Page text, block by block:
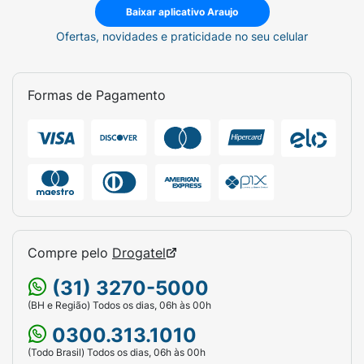
taquicardia (aumento na frequência dos
batimentos cardíacos), tosse, disfonia
Reações raras (0,01% a 0,1%)
brônquico), hipertensão (pressão alta)
arritmia cardíaca), insônia, constipação,
estomatite (inflamação da mucosa da boca),
vermelhidão na pele (rash), inchaço das
articulações, visão turva, taquicardia
supraventricular (subtipo de arritmia cardíaca),
epistaxe (sangramento nasal), faringite
(inflamação da garganta), laringite (inflamação
da laringe ou das cordas vocais), gengivite
(inflamação das gengivas), candidíase
orofaríngea (infecção por fungos na boca,
Baixar aplicativo Araujo
Ofertas, novidades e praticidade no seu celular
Formas de Pagamento
Compre pelo Drogatel
(31) 3270-5000
(BH e Região) Todos os dias, 06h às 00h
0300.313.1010
(Todo Brasil) Todos os dias, 06h às 00h